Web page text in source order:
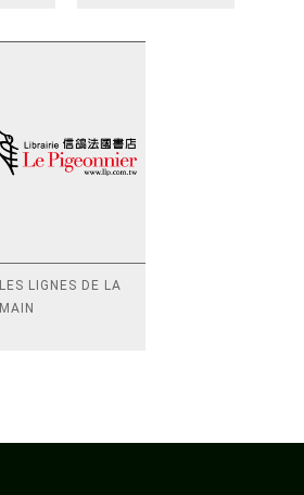
LES LIGNES DE LA
MAIN